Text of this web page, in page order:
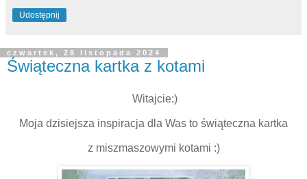
Udostępnij
czwartek, 28 listopada 2024
Świąteczna kartka z kotami
Witajcie:)
Moja dzisiejsza inspiracja dla Was to świąteczna kartka
z miszmaszowymi kotami :)